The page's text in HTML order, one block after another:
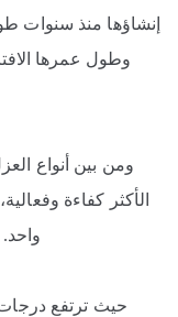
إنشاؤها منذ سنوات
وطول عمرها
ومن بين أنواع
الأكثر كفاءة
حيث ترتفع